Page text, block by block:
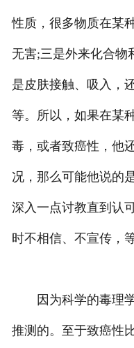
性质，很多物质在某
无害;三是外来化合物
是皮肤接触、吸入，
等。所以，如果在某
毒，或者致癌性，他
况，那么可能他说的
深入一点讨教直到认
时不相信、不宣传，
因为科学的毒理学
推测的。至于致癌性